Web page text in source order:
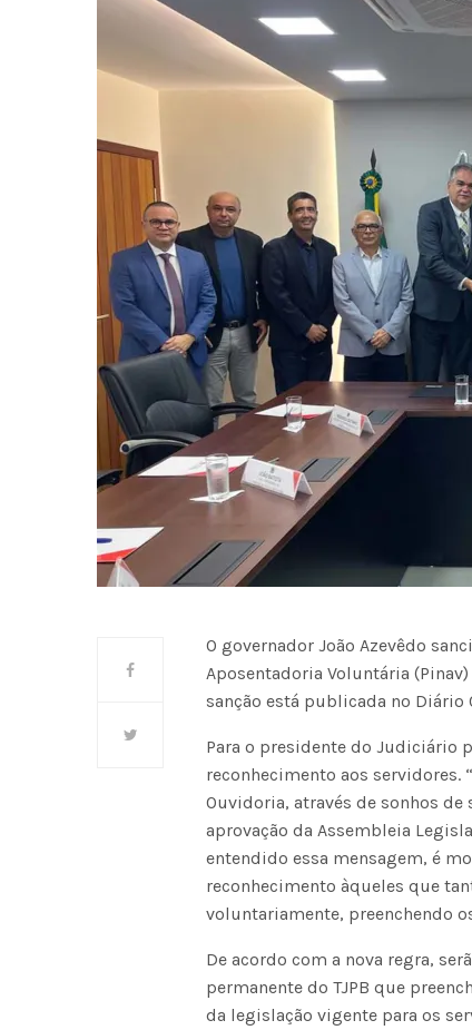
O governador João Azevêdo
Aposentadoria Voluntária
sanção está publicada no Diário
Para o presidente do Judiciário
reconhecimento aos servidores.
Ouvidoria, através de sonhos de
aprovação da Assembleia
entendido essa mensagem, é
reconhecimento àqueles que
voluntariamente, preenchendo
De acordo com a nova regra,
permanente do TJPB que
da legislação vigente para os